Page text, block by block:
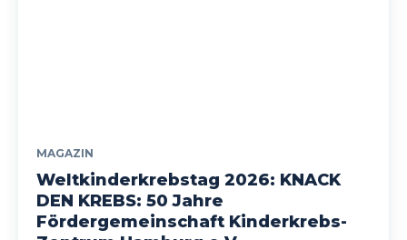
MAGAZIN
Weltkinderkrebstag 2026: KNACK
DEN KREBS: 50 Jahre
Fördergemeinschaft Kinderkrebs-